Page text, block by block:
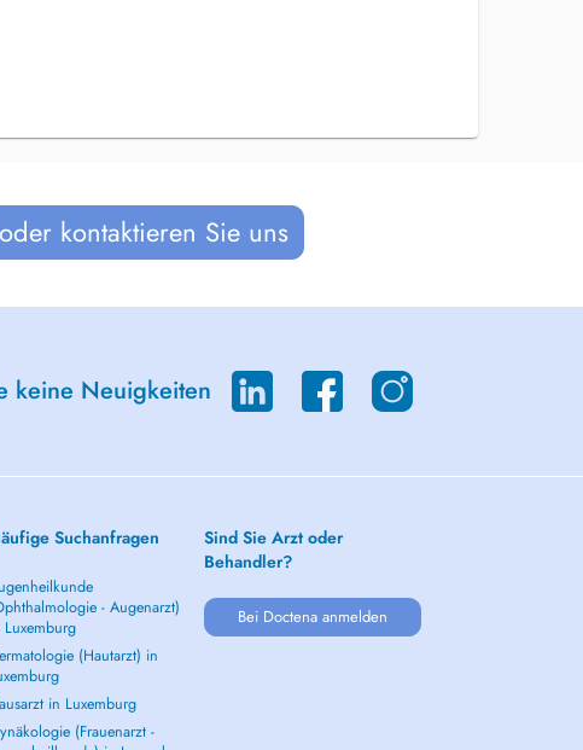
kontaktieren Sie uns
keine Neuigkeiten
Suchanfragen
- Augenarzt)
Luxemburg
(Hautarzt) in
in Luxemburg
(Frauenarzt -
Sind Sie Arzt oder
Behandler?
Bei Doctena anmelden